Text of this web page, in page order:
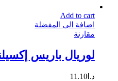
Add to cart
اضافة الى المفضلة
مقارنة
لوريال باريس إكسيلنس كريم –
د.ا 11.10